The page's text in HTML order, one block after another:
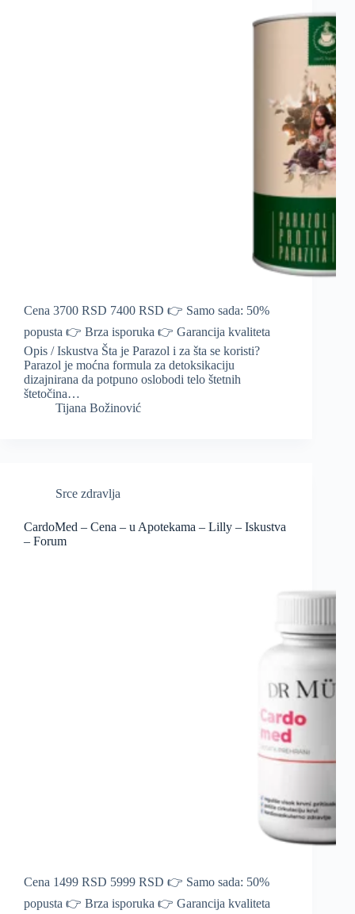
Cena 3700 RSD 7400 RSD 👉 Samo sada: 50%
popusta 👉 Brza isporuka 👉 Garancija kvaliteta
Opis / Iskustva Šta je Parazol i za šta se koristi?
Parazol je moćna formula za detoksikaciju
dizajnirana da potpuno oslobodi telo štetnih
štetočina…
Tijana Božinović
Srce zdravlja
CardoMed – Cena – u Apotekama – Lilly – Iskustva
– Forum
Cena 1499 RSD 5999 RSD 👉 Samo sada: 50%
popusta 👉 Brza isporuka 👉 Garancija kvaliteta